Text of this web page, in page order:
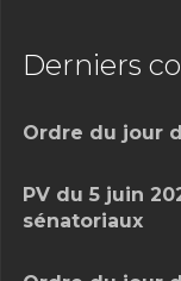
Derniers
Ordre du jour
PV du 5 juin
sénatoriaux